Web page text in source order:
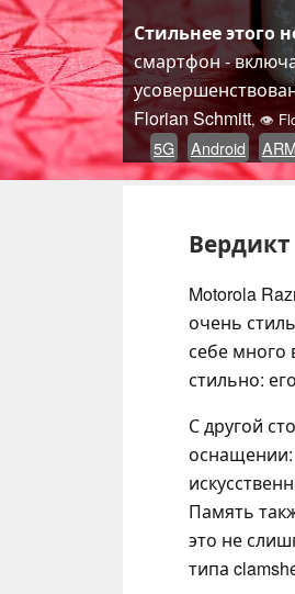
Стильнее этого
смартфон -
Florian Schmitt, 👁
5G Android ARM
Вердикт
Motorola
очень
себе много
стильно:
С другой
оснащении:
Память
это не
типа